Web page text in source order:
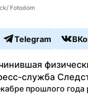
Fotodom
Telegram
служба
прошлого года